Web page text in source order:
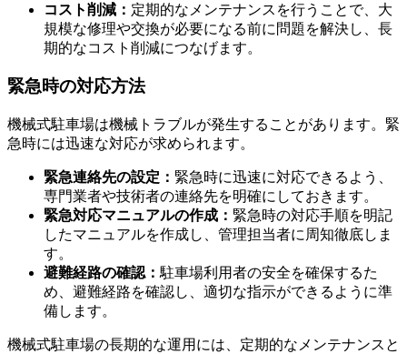
機械式駐車場のメンテナンスと管理方法
コスト削減： 定期的なメンテナンスを行うことで、大
規模な修理や交換が必要になる前に問題を解決し、長
期的なコスト削減につなげます。
緊急時の対応方法
機械式駐車場は機械トラブルが発生することがあります。緊
急時には迅速な対応が求められます。
緊急連絡先の設定： 緊急時に迅速に対応できるよう、
専門業者や技術者の連絡先を明確にしておきます。
緊急対応マニュアルの作成： 緊急時の対応手順を明記
したマニュアルを作成し、管理担当者に周知徹底しま
す。
避難経路の確認： 駐車場利用者の安全を確保するた
め、避難経路を確認し、適切な指示ができるように準
備します。
機械式駐車場の長期的な運用には、定期的なメンテナンスと